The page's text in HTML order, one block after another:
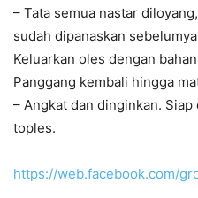
– Tata semua nastar
sudah dipanaskan
Keluarkan oles dengan
Panggang kembali hingga
– Angkat dan dinginkan.
toples.
https://web.facebook.com/